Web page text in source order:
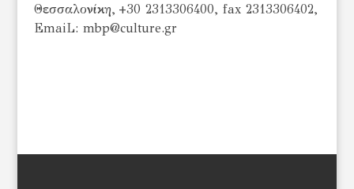
Θεσσαλονίκη, +30 2313306400, fax 2313306402,
EmaiL: mbp@culture.gr